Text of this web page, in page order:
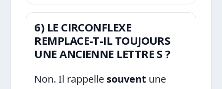
6) LE CIRCONFLEXE
REMPLACE-T-IL TOUJOURS
UNE ANCIENNE LETTRE S ?
Non. Il rappelle souvent une